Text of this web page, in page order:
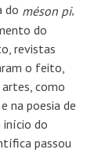
do méson pi,
do
revistas
o feito,
como
na poesia de
início do
passou